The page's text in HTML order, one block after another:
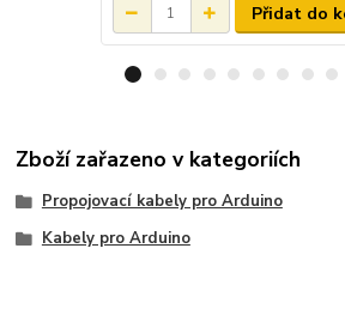
Přidat do
Zboží zařazeno v kategoriích
Propojovací kabely pro Arduino
Kabely pro Arduino